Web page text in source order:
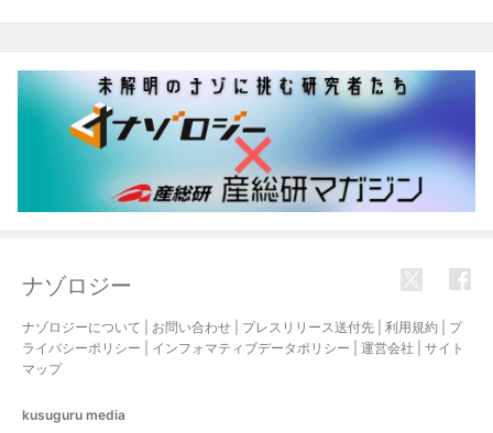
ナゾロジー
ナゾロジーについて お問い合わせ プレスリリース送付先 利用規約
プ
ライバシーポリシー
インフォマティブデータポリシー 運営会社
サイト
マップ
kusuguru media